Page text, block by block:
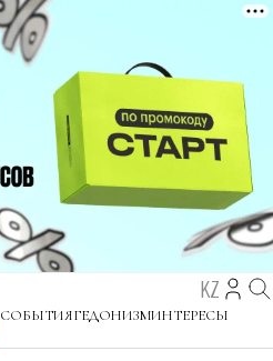
KZ
СОБЫТИЯГЕДОНИЗМИНТЕРЕСЫ